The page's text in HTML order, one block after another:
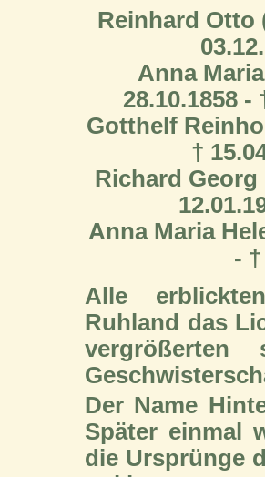
Reinhard Otto
Anna
28.10.1858 -
Gotthelf
†
Richard Georg
Anna Maria
-
Alle
Ruhland das
vergrößerten
Der Name
Später einmal
die Ursprünge